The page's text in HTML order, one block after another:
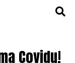
Covidu!